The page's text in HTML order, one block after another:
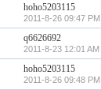
hoho5203115
2011-8-26 09:47 PM
q6626692
2011-8-23 12:01 AM
hoho5203115
2011-8-26 09:48 PM